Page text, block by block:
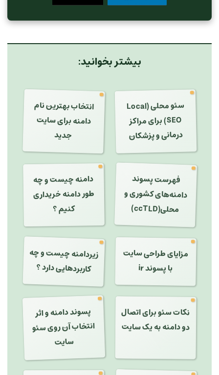
بیشتر بخوانید:
سئو محلی (Local
SEO) برای مراکز
درمانی و پزشکان
انتخاب بهترین نام
دامنه برای سایت
جدید
فهرست پسوند
دامنه‌های کشوری و
محلی(ccTLD)
دامنه چیست و چه
طور دامنه خریداری
کنیم ؟
مزایای طراحی سایت
با پسوند ir
زیردامنه چیست و چه
کاربردهایی دارد ؟
نکات سئو برای اتصال
دو دامنه به یک سایت
پسوند دامنه و اثر
انتخاب آن روی سئو
سایت